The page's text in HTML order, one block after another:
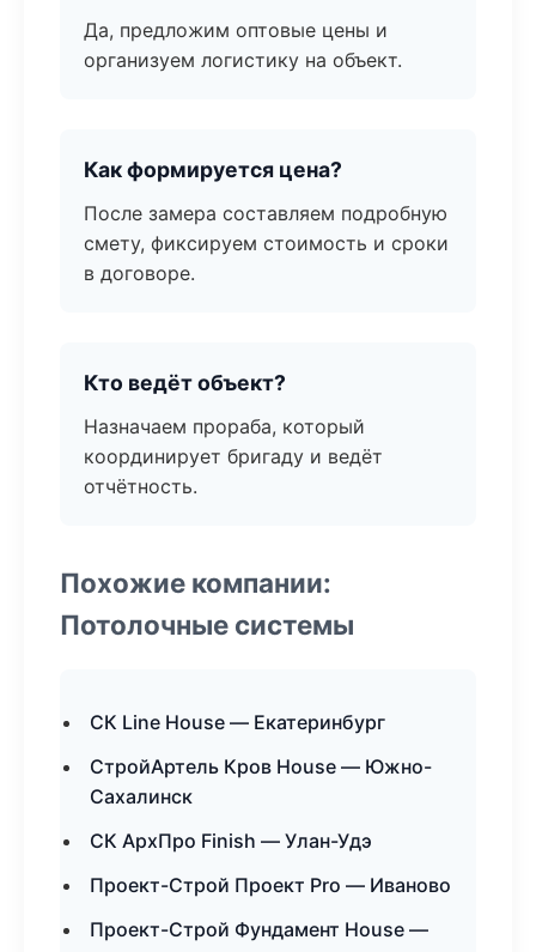
Да, предложим оптовые цены и
организуем логистику на объект.
Как формируется цена?
После замера составляем подробную
смету, фиксируем стоимость и сроки
в договоре.
Кто ведёт объект?
Назначаем прораба, который
координирует бригаду и ведёт
отчётность.
Похожие компании:
Потолочные системы
СК Line House — Екатеринбург
СтройАртель Кров House — Южно-
Сахалинск
СК АрхПро Finish — Улан-Удэ
Проект-Строй Проект Pro — Иваново
Проект-Строй Фундамент House —